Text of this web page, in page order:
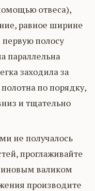
отвеса),
равное ширине
первую полосу
параллельна
заходила за
по порядку,
и тщательно
не получалось
проглаживайте
валиком
производите